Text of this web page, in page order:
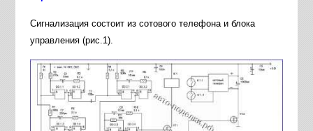
Сигнализация состоит из сотового телефона и блока
управления (рис.1).